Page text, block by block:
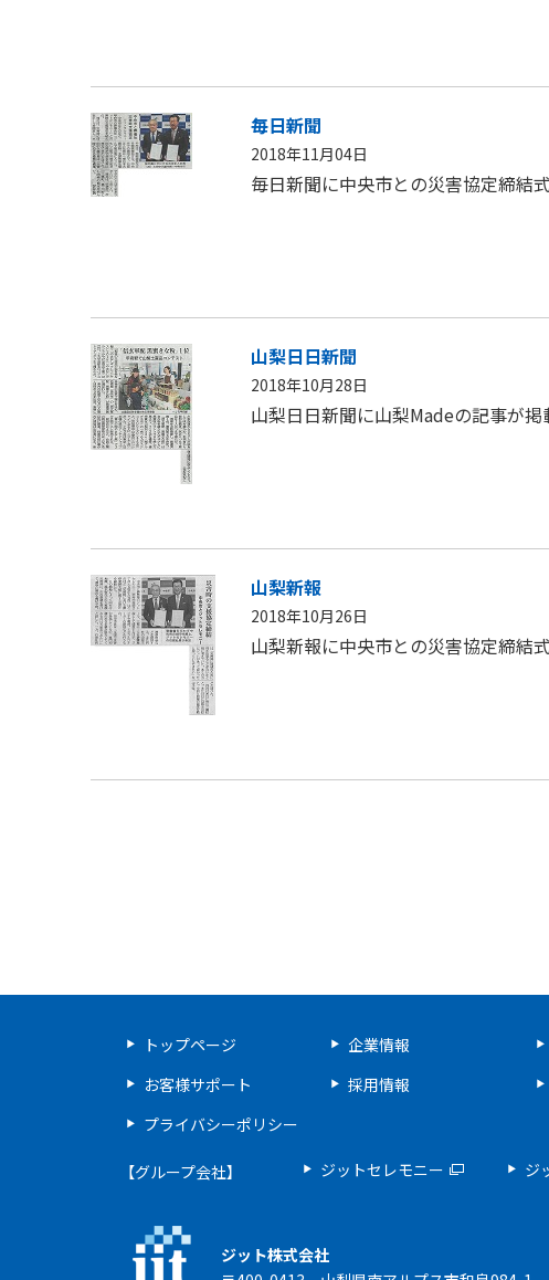
毎日新聞
2018年11月04日
毎日新聞に中央市との災害協定締結
山梨日日新聞
2018年10月28日
山梨日日新聞に山梨Madeの記事が掲
山梨新報
2018年10月26日
山梨新報に中央市との災害協定締結
トップページ 企業情報
お客様サポート
採用情報
プライバシーポリシー
【グループ会社】 ジットセレモニー ジ
ジット株式会社